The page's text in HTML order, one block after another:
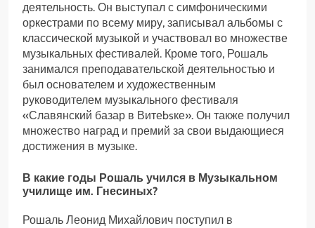
деятельность. Он выступал с симфоническими
оркестрами по всему миру, записывал альбомы с
классической музыкой и участвовал во множестве
музыкальных фестивалей. Кроме того, Рошаль
занимался преподавательской деятельностью и
был основателем и художественным
руководителем музыкального фестиваля
«Славянский базар в Витеbsке». Он также получил
множество наград и премий за свои выдающиеся
достижения в музыке.
В какие годы Рошаль учился в Музыкальном
училище им. Гнесиных?
Рошаль Леонид Михайлович поступил в